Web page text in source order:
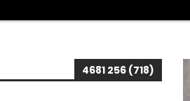
(718) 256 4681